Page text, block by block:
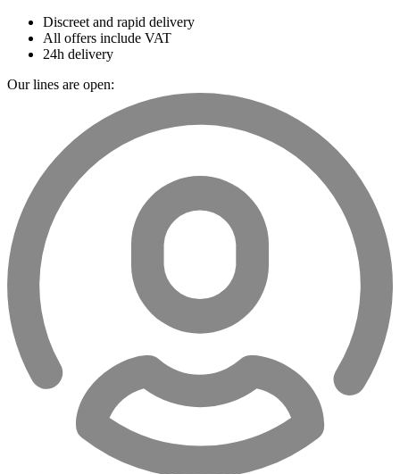
Discreet and rapid delivery
All offers include VAT
24h delivery
Our lines are open: